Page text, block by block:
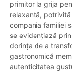
primitor la grija
relaxantă,
compania familiei
se evidențiază
dorința de a
gastronomică
autenticitatea